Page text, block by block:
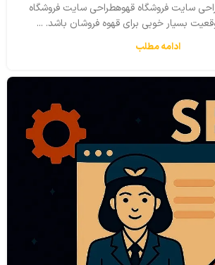
سایت فروشگاه قهوهطراحی سایت فروشگاه
بسیار خوبی برای قهوه فروشان باشد. ...
ادامه مطلب